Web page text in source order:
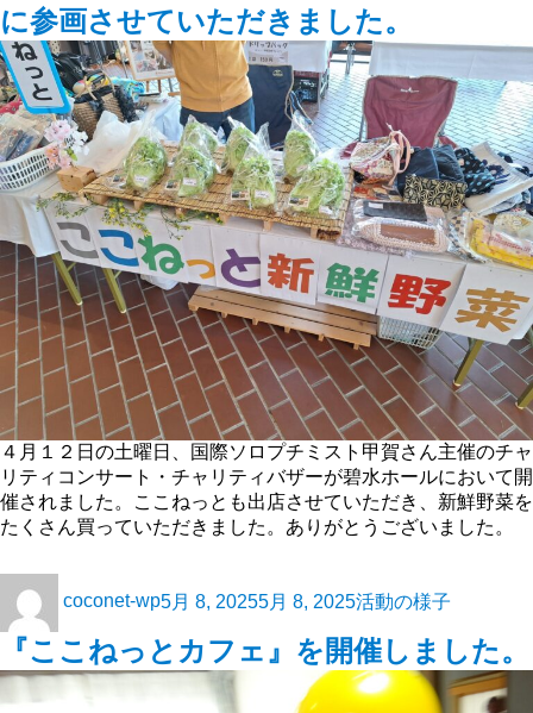
に参画させていただきました。
４月１２日の土曜日、国際ソロプチミスト甲賀さん主催のチャ
リティコンサート・チャリティバザーが碧水ホールにおいて開
催されました。ここねっとも出店させていただき、新鮮野菜を
たくさん買っていただきました。ありがとうございました。
coconet-wp5月 8, 20255月 8, 2025活動の様子
『ここねっとカフェ』を開催しました。